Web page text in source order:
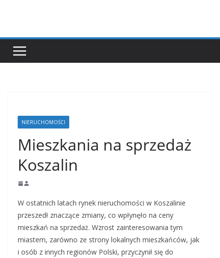
NIERUCHOMOŚCI
Mieszkania na sprzedaż
Koszalin
W ostatnich latach rynek nieruchomości w Koszalinie
przeszedł znaczące zmiany, co wpłynęło na ceny
mieszkań na sprzedaż. Wzrost zainteresowania tym
miastem, zarówno ze strony lokalnych mieszkańców, jak
i osób z innych regionów Polski, przyczynił się do